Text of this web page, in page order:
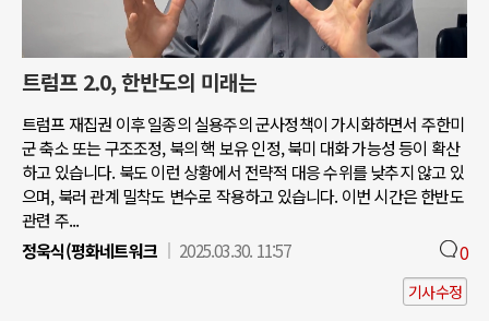
트럼프 2.0, 한반도의 미래는
트럼프 재집권 이후 일종의 실용주의 군사정책이 가시화하면서 주한미
군 축소 또는 구조조정, 북의 핵 보유 인정, 북미 대화 가능성 등이 확산
하고 있습니다. 북도 이런 상황에서 전략적 대응 수위를 낮추지 않고 있
으며, 북러 관계 밀착도 변수로 작용하고 있습니다. 이번 시간은 한반도
관련 주...
정욱식(평화네트워크
2025.03.30. 11:57 0
기사수정